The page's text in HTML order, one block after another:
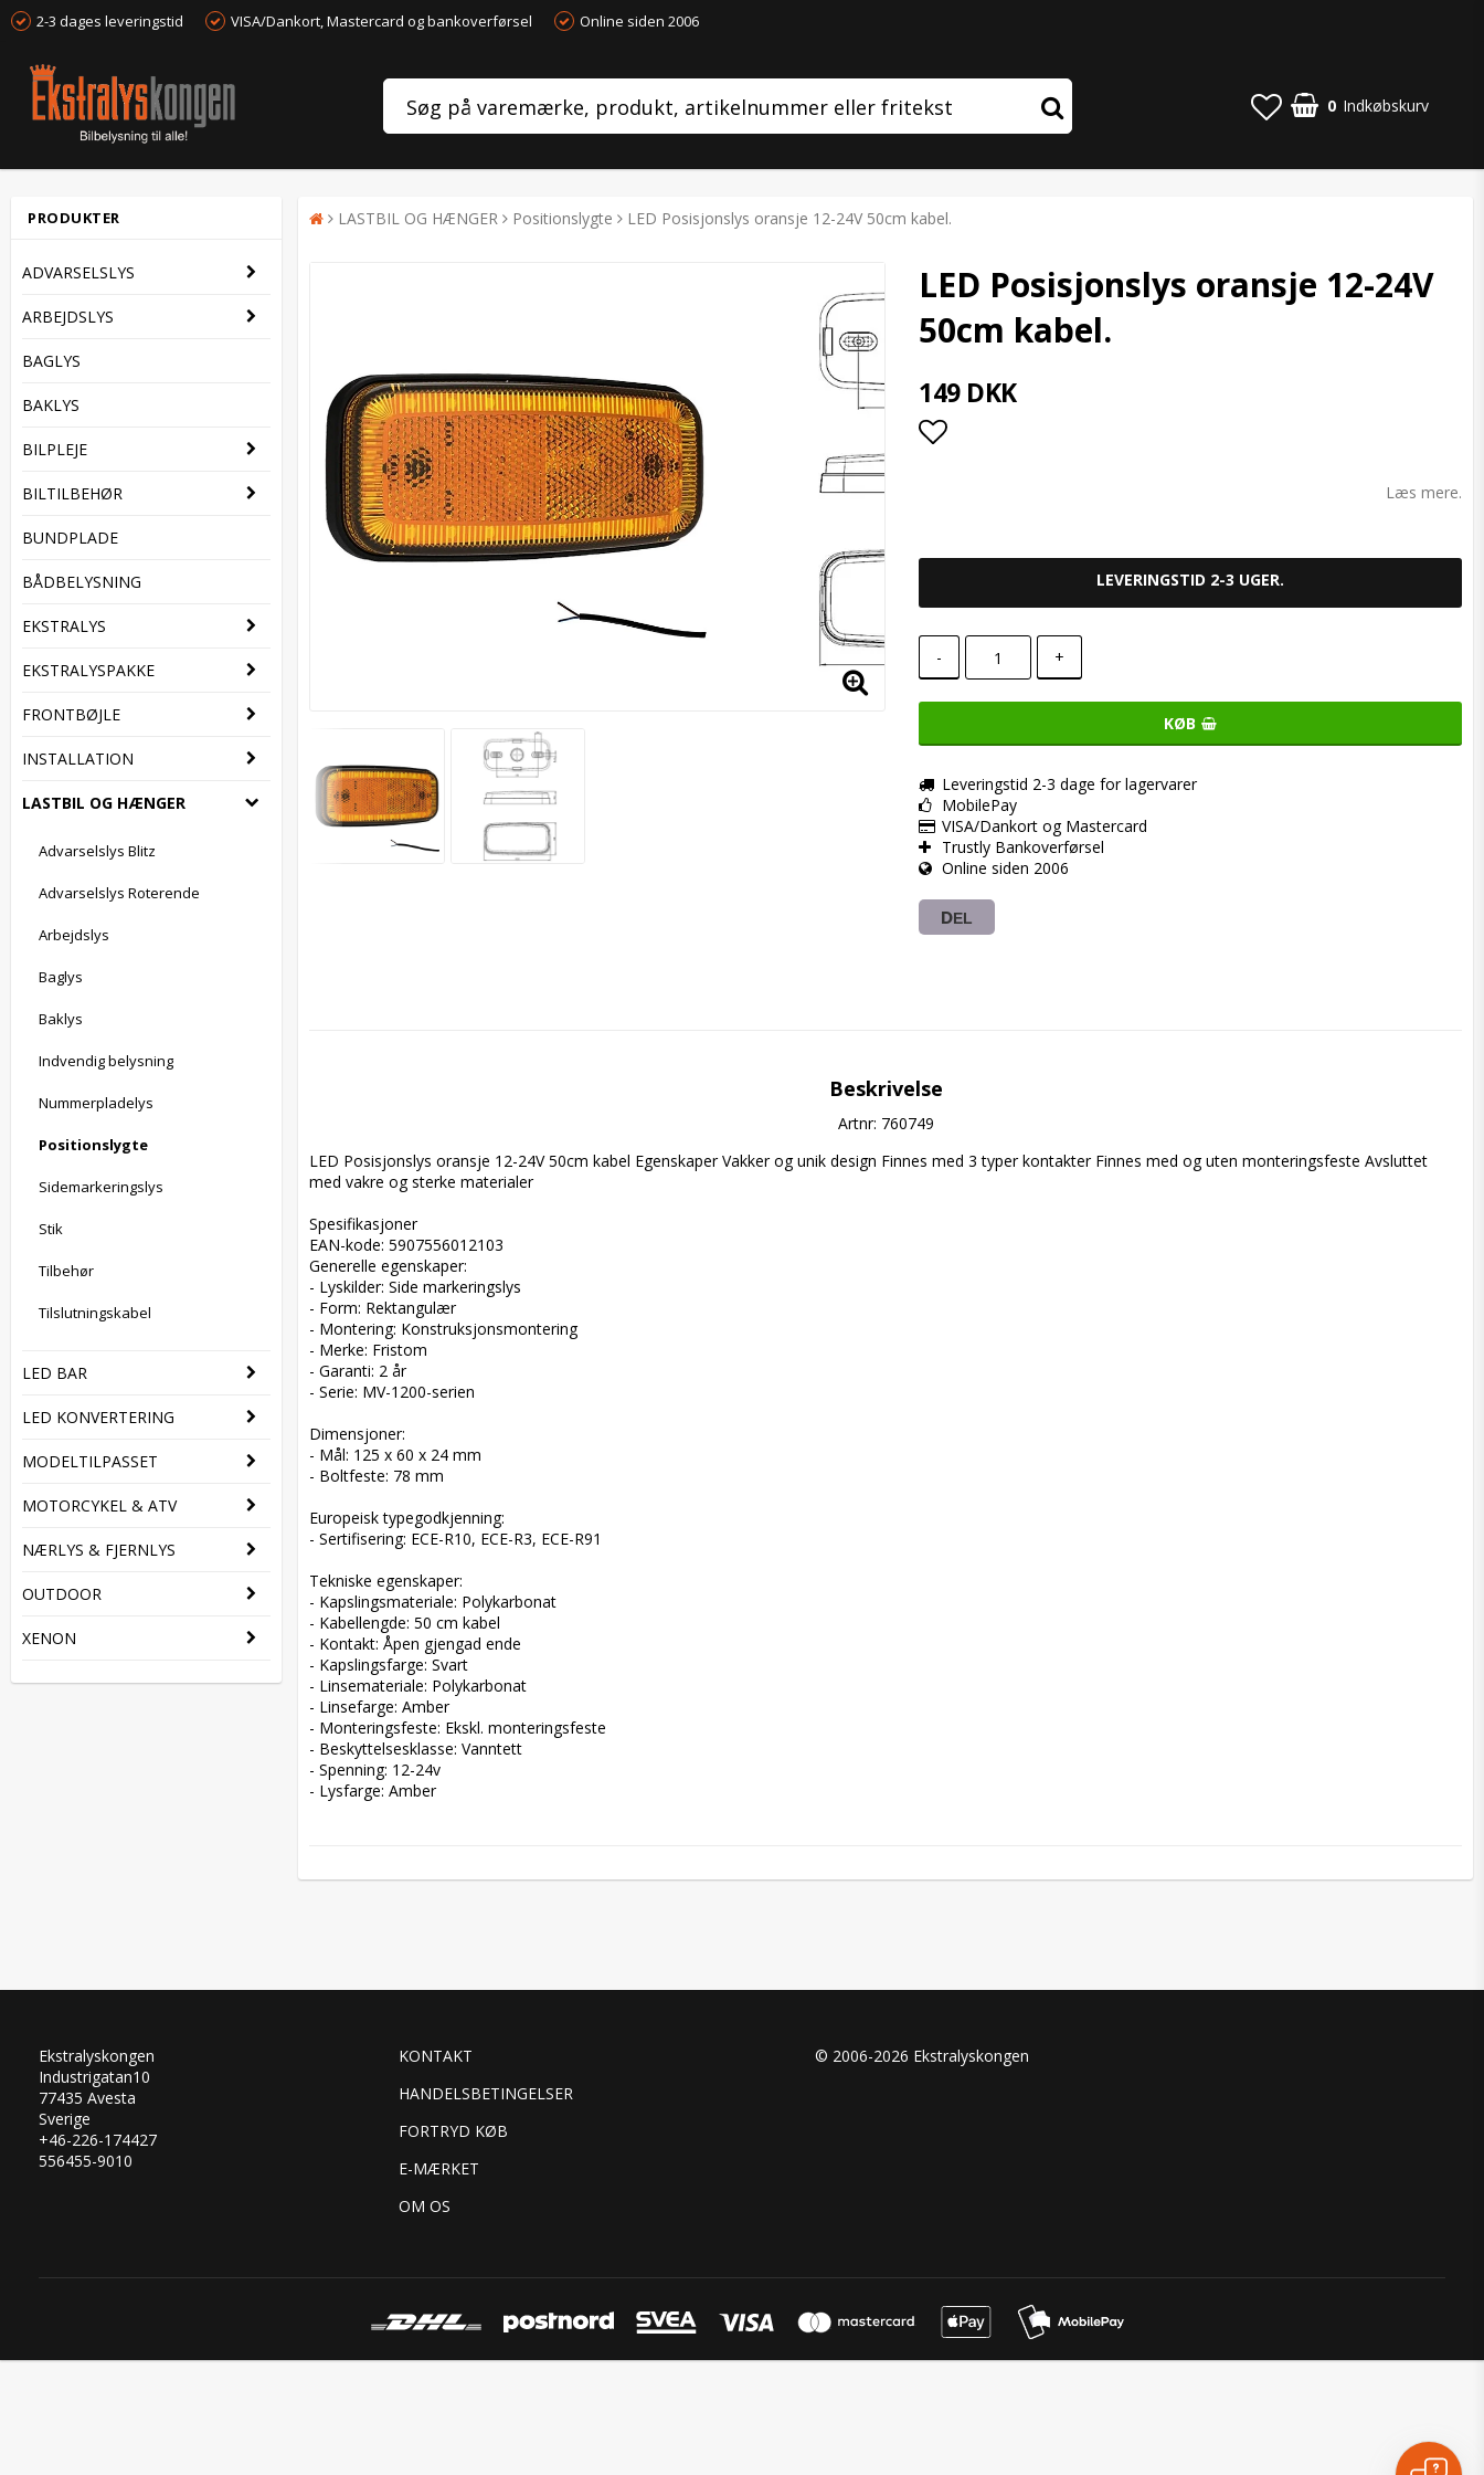
2-3 dages leveringstid VISA/Dankort, Mastercard og bankoverførsel Online siden 2006
0 Indkøbskurv
PRODUKTER
ADVARSELSLYS
ARBEJDSLYS
BAGLYS
BAKLYS
BILPLEJE
BILTILBEHØR
BUNDPLADE
BÅDBELYSNING
EKSTRALYS
EKSTRALYSPAKKE
FRONTBØJLE
INSTALLATION
LASTBIL OG HÆNGER
Advarselslys Blitz
Advarselslys Roterende
Arbejdslys
Baglys
Baklys
Indvendig belysning
Nummerpladelys
Positionslygte
Sidemarkeringslys
Stik
Tilbehør
Tilslutningskabel
LED BAR
LED KONVERTERING
MODELTILPASSET
MOTORCYKEL & ATV
NÆRLYS & FJERNLYS
OUTDOOR
XENON
LASTBIL OG HÆNGER Positionslygte LED Posisjonslys oransje 12-24V 50cm kabel.
LED Posisjonslys oransje 12-24V
50cm kabel.
149 DKK
Læs mere.
LEVERINGSTID 2-3 UGER.
- +
KØB
Leveringstid 2-3 dage for lagervarer
MobilePay
VISA/Dankort og Mastercard
Trustly Bankoverførsel
Online siden 2006
DEL
Beskrivelse
Artnr: 760749
LED Posisjonslys oransje 12-24V 50cm kabel Egenskaper Vakker og unik design Finnes med 3 typer kontakter Finnes med og uten monteringsfeste Avsluttet
med vakre og sterke materialer
Spesifikasjoner
EAN-kode: 5907556012103
Generelle egenskaper:
- Lyskilder: Side markeringslys
- Form: Rektangulær
- Montering: Konstruksjonsmontering
- Merke: Fristom
- Garanti: 2 år
- Serie: MV-1200-serien
Dimensjoner:
- Mål: 125 x 60 x 24 mm
- Boltfeste: 78 mm
Europeisk typegodkjenning:
- Sertifisering: ECE-R10, ECE-R3, ECE-R91
Tekniske egenskaper:
- Kapslingsmateriale: Polykarbonat
- Kabellengde: 50 cm kabel
- Kontakt: Åpen gjengad ende
- Kapslingsfarge: Svart
- Linsemateriale: Polykarbonat
- Linsefarge: Amber
- Monteringsfeste: Ekskl. monteringsfeste
- Beskyttelsesklasse: Vanntett
- Spenning: 12-24v
- Lysfarge: Amber
Ekstralyskongen
Industrigatan10
77435 Avesta
Sverige
+46-226-174427
556455-9010
KONTAKT
HANDELSBETINGELSER
FORTRYD KØB
E-MÆRKET
OM OS
© 2006-2026 Ekstralyskongen